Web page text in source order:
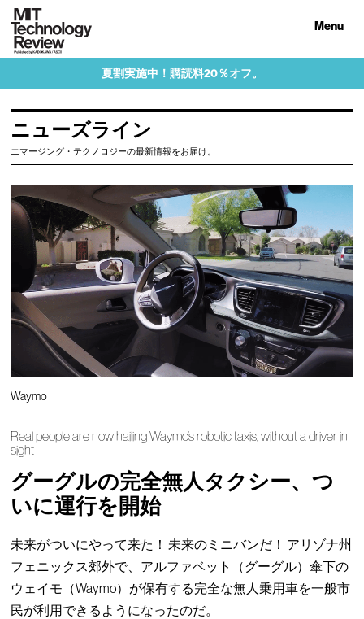
Menu
夏割実施中！購読料20％オフ。
ニューズライン
エマージング・テクノロジーの最新情報をお届け。
Waymo
Real people are now hailing Waymo’s robotic taxis, without a driver in
sight
グーグルの完全無人タクシー、つ
いに運行を開始
未来がついにやって来た！ 未来のミニバンだ！ アリゾナ州
フェニックス郊外で、アルファベット（グーグル）傘下の
ウェイモ（Waymo）が保有する完全な無人乗用車を一般市
民が利用できるようになったのだ。